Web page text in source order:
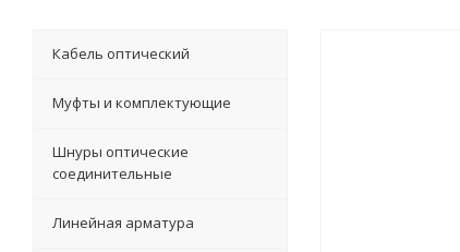
Кабель оптический
Муфты и комплектующие
Шнуры оптические
соединительные
Линейная арматура